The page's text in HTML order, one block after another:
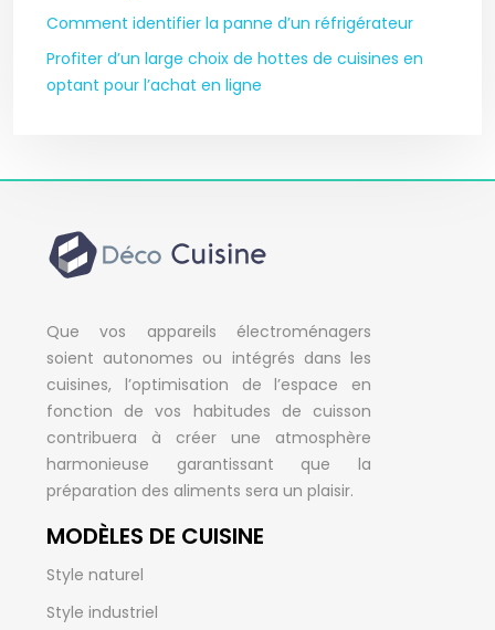
Comment identifier la panne d’un réfrigérateur
Profiter d’un large choix de hottes de cuisines en
optant pour l’achat en ligne
Que vos appareils électroménagers
soient autonomes ou intégrés dans les
cuisines, l’optimisation de l’espace en
fonction de vos habitudes de cuisson
contribuera à créer une atmosphère
harmonieuse garantissant que la
préparation des aliments sera un plaisir.
MODÈLES DE CUISINE
Style naturel
Style industriel